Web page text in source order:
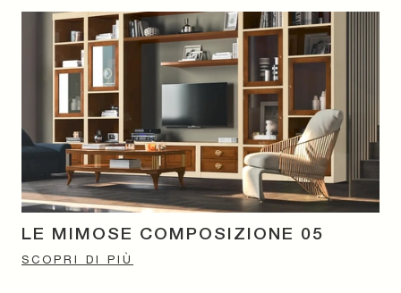
LE MIMOSE COMPOSIZIONE 05
SCOPRI DI PIÙ